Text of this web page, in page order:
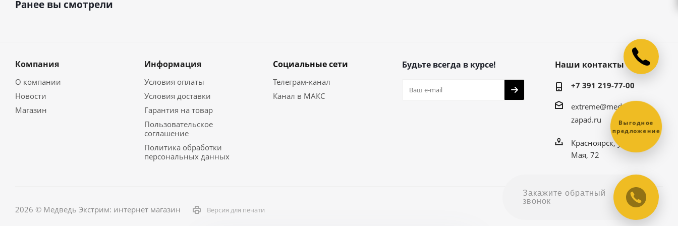
Ранее вы смотрели
Компания
О компании
Новости
Магазин
Информация
Условия оплаты
Условия доставки
Гарантия на товар
Пользовательское
соглашение
Политика обработки
персональных данных
Социальные сети
Телеграм-канал
Канал в МАКС
Будьте всегда в курсе! Наши контакты
+7 391 219-77-00
extreme@medved-
zapad.ru
Красноярск, ул. 9
Мая, 72
2026 © Медведь Экстрим: интернет магазин Версия для печати
Выгодное
предложение
Закажите обратный
звонок